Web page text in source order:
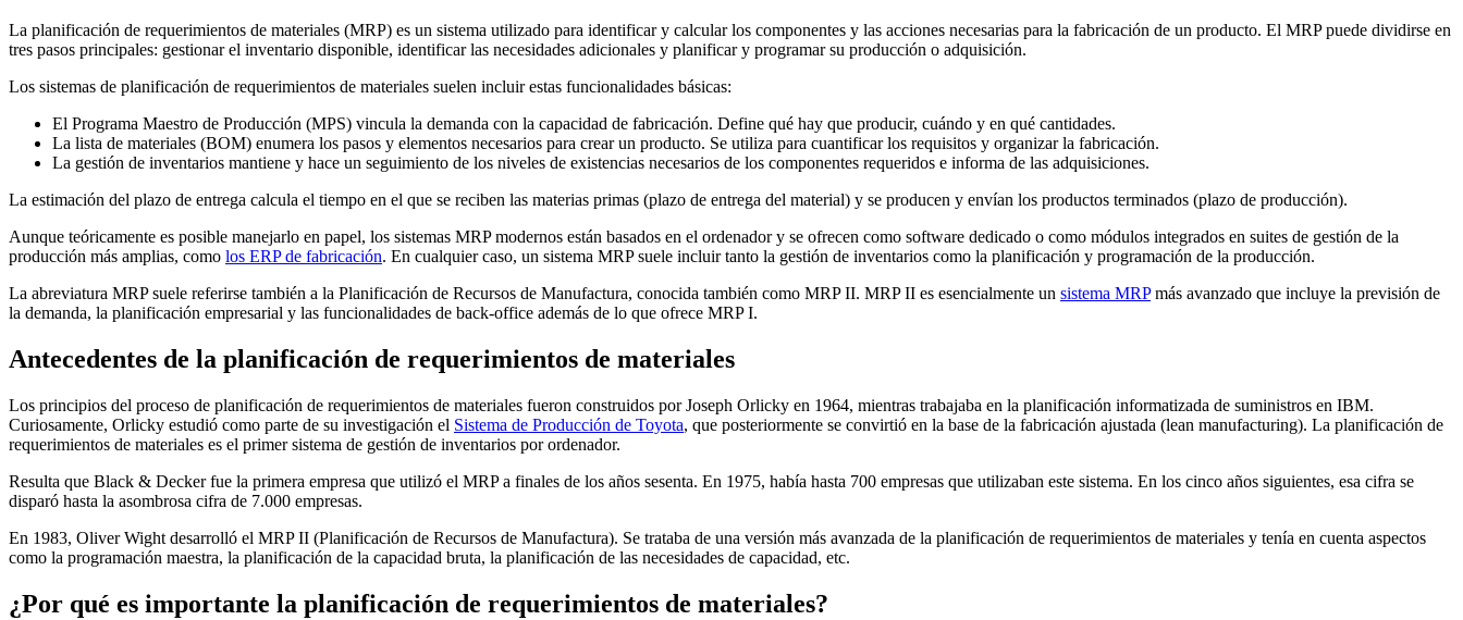
La planificación de requerimientos de materiales (MRP) es un sistema utilizado para identificar y calcular los componentes y las acciones necesarias para la fabricación de un producto. El MRP puede dividirse en
tres pasos principales: gestionar el inventario disponible, identificar las necesidades adicionales y planificar y programar su producción o adquisición.
Los sistemas de planificación de requerimientos de materiales suelen incluir estas funcionalidades básicas:
El Programa Maestro de Producción (MPS) vincula la demanda con la capacidad de fabricación. Define qué hay que producir, cuándo y en qué cantidades.
La lista de materiales (BOM) enumera los pasos y elementos necesarios para crear un producto. Se utiliza para cuantificar los requisitos y organizar la fabricación.
La gestión de inventarios mantiene y hace un seguimiento de los niveles de existencias necesarios de los componentes requeridos e informa de las adquisiciones.
La estimación del plazo de entrega calcula el tiempo en el que se reciben las materias primas (plazo de entrega del material) y se producen y envían los productos terminados (plazo de producción).
Aunque teóricamente es posible manejarlo en papel, los sistemas MRP modernos están basados en el ordenador y se ofrecen como software dedicado o como módulos integrados en suites de gestión de la
producción más amplias, como los ERP de fabricación. En cualquier caso, un sistema MRP suele incluir tanto la gestión de inventarios como la planificación y programación de la producción.
La abreviatura MRP suele referirse también a la Planificación de Recursos de Manufactura, conocida también como MRP II. MRP II es esencialmente un sistema MRPmás avanzado que incluye la previsión de
la demanda, la planificación empresarial y las funcionalidades de back-office además de lo que ofrece MRP I.
Antecedentes de la planificación de requerimientos de materiales
Los principios del proceso de planificación de requerimientos de materiales fueron construidos por Joseph Orlicky en 1964, mientras trabajaba en la planificación informatizada de suministros en IBM.
Curiosamente, Orlicky estudió como parte de su investigación el Sistema de Producción de Toyota, que posteriormente se convirtió en la base de la fabricación ajustada (lean manufacturing). La planificación de
requerimientos de materiales es el primer sistema de gestión de inventarios por ordenador.
Resulta que Black & Decker fue la primera empresa que utilizó el MRP a finales de los años sesenta. En 1975, había hasta 700 empresas que utilizaban este sistema. En los cinco años siguientes, esa cifra se
disparó hasta la asombrosa cifra de 7.000 empresas.
En 1983, Oliver Wight desarrolló el MRP II (Planificación de Recursos de Manufactura). Se trataba de una versión más avanzada de la planificación de requerimientos de materiales y tenía en cuenta aspectos
como la programación maestra, la planificación de la capacidad bruta, la planificación de las necesidades de capacidad, etc.
¿Por qué es importante la planificación de requerimientos de materiales?